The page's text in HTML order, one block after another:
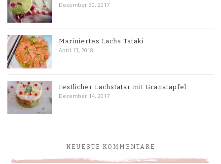
Dezember 30, 2017
Mariniertes Lachs Tataki
April 13, 2018
Festlicher Lachstatar mit Granatapfel
Dezember 14, 2017
NEUESTE KOMMENTARE